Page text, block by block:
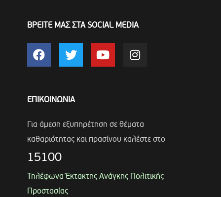
ΒΡΕΙΤΕ ΜΑΣ ΣΤΑ SOCIAL MEDIA
ΕΠΙΚΟΙΝΩΝΙΑ
Για άμεση εξυπηρέτηση σε θέματα
καθαριότητας και πρασίνου καλέστε στο
15100
Τηλέφωνα Έκτακτης Ανάγκης Πολιτικής
Προστασίας